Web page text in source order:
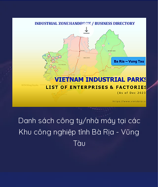
Danh sách công ty/nhà máy tại các
Khu công nghiệp tỉnh Bà Rịa - Vũng
Tàu